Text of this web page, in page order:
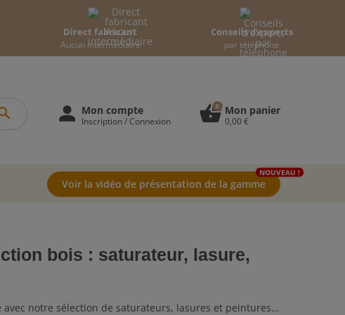
Direct fabricant
Aucun intermédiaire
Conseils d'experts
par téléphone
person Mon compte
Inscription / Connexion shopping_basket
0 Mon panier
0,00 €
Voir la vidéo de présentation de la gamme
NOUVEAU !
bois : saturateur, lasure,
notre sélection de saturateurs, lasures et peintures